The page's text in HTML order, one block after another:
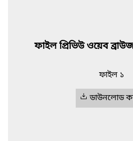
ফাইল প্রিভিউ ওয়েব
ফাইল ১
ডাউনলোড